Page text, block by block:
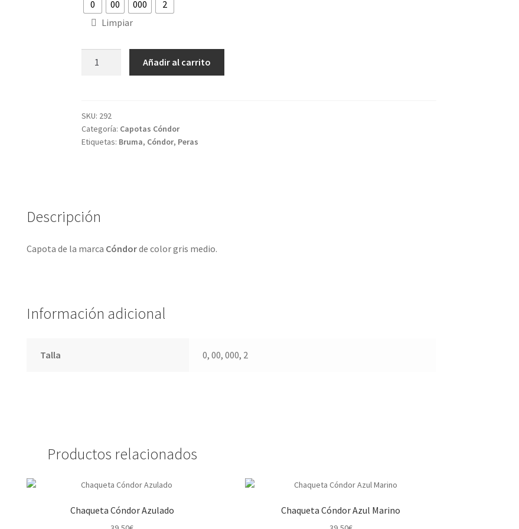
0
00 000
2
Limpiar
Añadir al carrito
SKU: 292
Categoría: Capotas Cóndor
Etiquetas: Bruma, Cóndor, Peras
Descripción
Capota de la marca Cóndorde color gris medio.
Información adicional
Talla 0, 00, 000, 2
Productos relacionados
Chaqueta Cóndor Azulado Chaqueta Cóndor Azul Marino